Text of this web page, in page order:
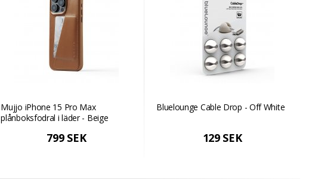
Mujjo iPhone 15 Pro Max
plånboksfodral i läder - Beige
799 SEK
Bluelounge Cable Drop - Off White
129 SEK